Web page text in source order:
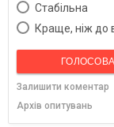
Cтабільна
Краще, ніж до
Залишити коментар
Архів опитувань